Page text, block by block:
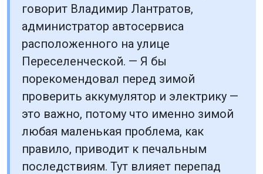
говорит Владимир Лантратов,
администратор автосервиса
расположенного на улице
Переселенческой. — Я бы
порекомендовал перед зимой
проверить аккумулятор и электрику —
это важно, потому что именно зимой
любая маленькая проблема, как
правило, приводит к печальным
последствиям. Тут влияет перепад